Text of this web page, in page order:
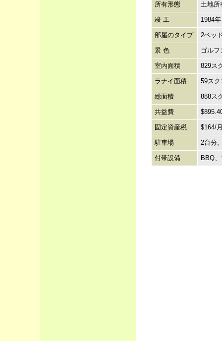
所有形態 土地所
竣 工 1984
部屋のタイプ 2ベッ
景 色 ゴルフ
室内面積 829ス
ラナイ面積 59ス
総面積 888ス
共益費
固定資産税 $164/
駐車場 2台分
付帯設備 BBQ